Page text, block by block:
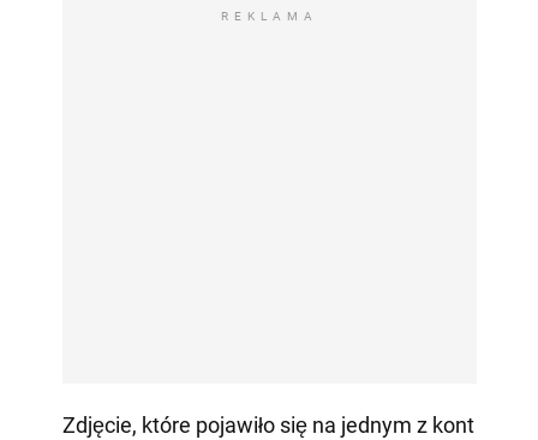
REKLAMA
Zdjęcie, które pojawiło się na jednym z kont